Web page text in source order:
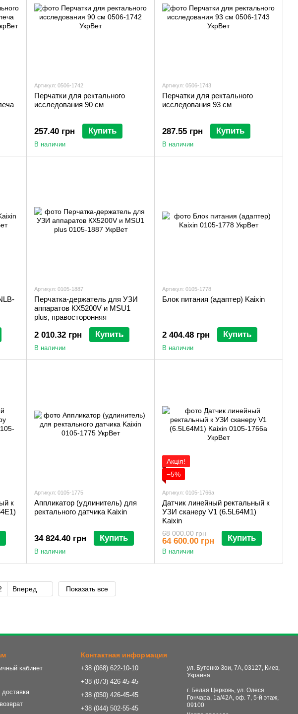
Артикул: 0506-1742
Перчатки для ректального
исследования 90 см
257.40 грн Купить
В наличии
Артикул: 0506-1743
Перчатки для ректального
исследования 93 см
287.55 грн Купить
В наличии
Артикул: 0105-1887
Перчатка-держатель для УЗИ
аппаратов КХ5200V и MSU1
plus, правосторонняя
2 010.32 грн Купить
В наличии
Артикул: 0105-1778
Блок питания (адаптер) Kaixin
2 404.48 грн Купить
В наличии
к
Артикул: 0105-1775
Аппликатор (удлинитель) для
ректального датчика Kaixin
34 824.40 грн Купить
В наличии
Акція!
−5%
Артикул: 0105-1766a
Датчик линейный ректальный к
УЗИ сканеру V1 (6.5L64M1)
Kaixin
68 000.00 грн
64 600.00 грн Купить
В наличии
Вперед Показать все
кабинет
Контактная информация
+38 (068) 622-10-10
+38 (073) 426-45-45
+38 (050) 426-45-45
+38 (044) 502-55-45
ул. Бутенко Зои, 7А, 03127, Киев,
Украина
г. Белая Церковь, ул. Олеся
Гончара, 1а/42А, оф. 7, 5-й этаж,
09100